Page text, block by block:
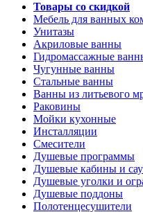
Товары со скидкой
Мебель для ванных
Унитазы
Акриловые ванны
Гидромассажные
Чугунные ванны
Стальные ванны
Ванны из литьевого
Раковины
Мойки кухонные
Инсталляции
Смесители
Душевые программы
Душевые кабины и
Душевые уголки и
Душевые поддоны
Полотенцесушители